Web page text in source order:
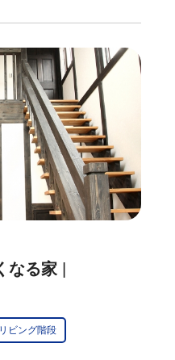
なる家
ビング階段